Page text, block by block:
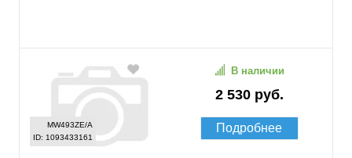
MW493ZE/A
ID: 1093433161
2 530 руб.
В наличии
Подробнее